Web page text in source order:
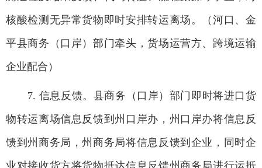
核酸检测无异常货物即时安排转运离场。（河口、金
平县商务（口岸）部门牵头，货场运营方、跨境运输
企业配合）
7. 信息反馈。县商务（口岸）部门即时将进口货
物转运离场信息反馈到州口岸办，州口岸办将信息反
馈到州商务局，州商务局将信息反馈到企业，同时企